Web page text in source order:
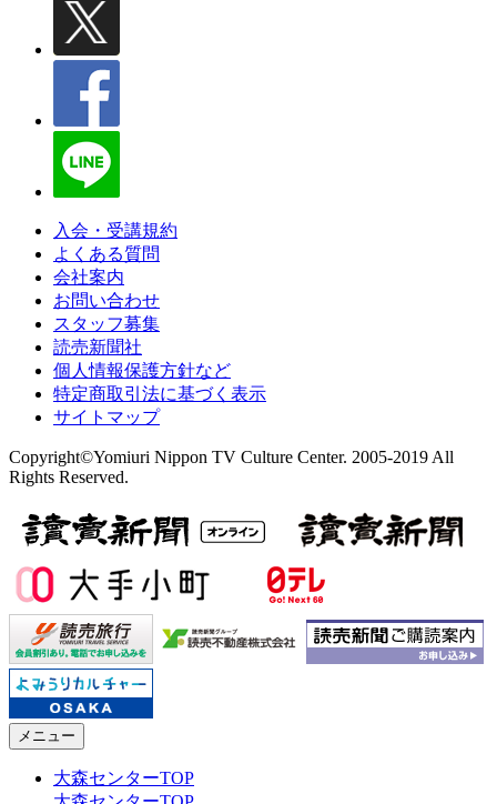
入会・受講規約
よくある質問
会社案内
お問い合わせ
スタッフ募集
読売新聞社
個人情報保護方針など
特定商取引法に基づく表示
サイトマップ
Copyright©Yomiuri Nippon TV Culture Center. 2005-2019 All
Rights Reserved.
メニュー
大森センターTOP